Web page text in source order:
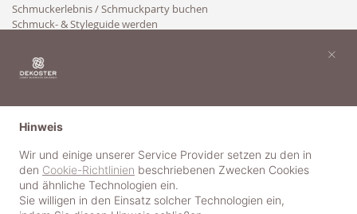
Schmuckerlebnis / Schmuckparty buchen
Schmuck- & Styleguide werden
Hinweis
Wir und einige unserer Service Provider setzen zu den in
den Cookie-Richtlinien beschriebenen Zwecken Cookies
und ähnliche Technologien ein.
Sie willigen in den Einsatz solcher Technologien ein,
×